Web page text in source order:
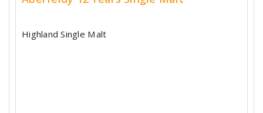
Highland Single Malt